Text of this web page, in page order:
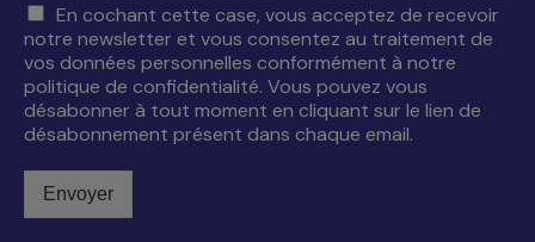
En cochant cette case, vous acceptez de recevoir
notre newsletter et vous consentez au traitement de
vos données personnelles conformément à notre
politique de confidentialité. Vous pouvez vous
désabonner à tout moment en cliquant sur le lien de
désabonnement présent dans chaque email.
Envoyer